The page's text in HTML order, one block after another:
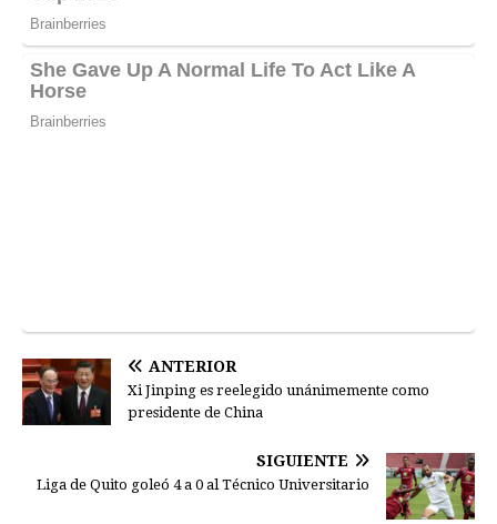
ANTERIOR
Xi Jinping es reelegido unánimemente como
presidente de China
SIGUIENTE
Liga de Quito goleó 4 a 0 al Técnico Universitario